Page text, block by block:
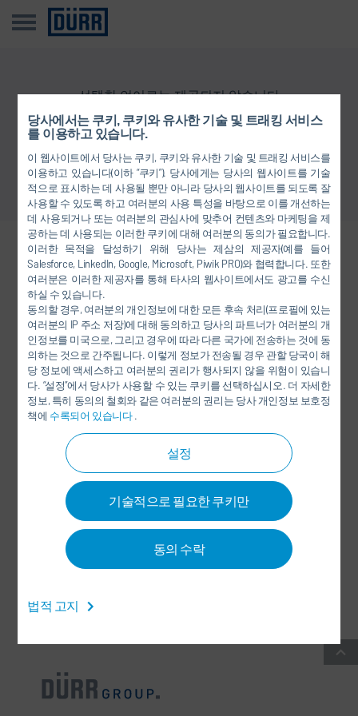
당사에서는 쿠키, 쿠키와 유사한 기술 및 트래킹 서비스
를 이용하고 있습니다.
이 웹사이트에서 당사는 쿠키, 쿠키와 유사한 기술 및 트래킹 서비스를
이용하고 있습니다(이하 “쿠키”). 당사에게는 당사의 웹사이트를 기술
적으로 표시하는 데 사용될 뿐만 아니라 당사의 웹사이트를 되도록 잘
사용할 수 있도록 하고 여러분의 사용 특성을 바탕으로 이를 개선하는
데 사용되거나 또는 여러분의 관심사에 맞추어 컨텐츠와 마케팅을 제
공하는 데 사용되는 이러한 쿠키에 대해 여러분의 동의가 필요합니다.
이러한 목적을 달성하기 위해 당사는 제삼의 제공자(예를 들어
Salesforce, LinkedIn, Google, Microsoft, Piwik PRO)와 협력합니다. 또한
여러분은 이러한 제공자를 통해 타사의 웹사이트에서도 광고를 수신
하실 수 있습니다.
동의할 경우, 여러분의 개인정보에 대한 모든 후속 처리(프로필에 있는
여러분의 IP 주소 저장)에 대해 동의하고 당사의 파트너가 여러분의 개
인정보를 미국으로, 그리고 경우에 따라 다른 국가에 전송하는 것에 동
의하는 것으로 간주됩니다. 이렇게 정보가 전송될 경우 관할 당국이 해
당 정보에 액세스하고 여러분의 권리가 행사되지 않을 위험이 있습니
다. “설정”에서 당사가 사용할 수 있는 쿠키를 선택하십시오. 더 자세한
정보, 특히 동의의 철회와 같은 여러분의 권리는 당사 개인정보 보호정
책에 수록되어 있습니다.
설정
기술적으로 필요한 쿠키만
동의 수락
법적 고지
선택한 언어로는 제공되지 않습니다
개요로 돌아가기
당사와 연결하십시오.
FACEBOOK
YOUTUBE
LINKEDIN
INSTAGRAM
SOCIAL MEDIA
뉴스 레터
CONTACT / LOCATIONS
일반 거래 약관